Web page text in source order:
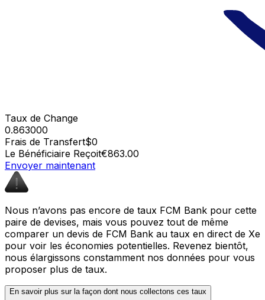
Taux de Change
0.863000
Frais de Transfert$0
Le Bénéficiaire Reçoit€863.00
Envoyer maintenant
Nous n’avons pas encore de taux FCM Bank pour cette
paire de devises, mais vous pouvez tout de même
comparer un devis de FCM Bank au taux en direct de Xe
pour voir les économies potentielles. Revenez bientôt,
nous élargissons constamment nos données pour vous
proposer plus de taux.
En savoir plus sur la façon dont nous collectons ces taux